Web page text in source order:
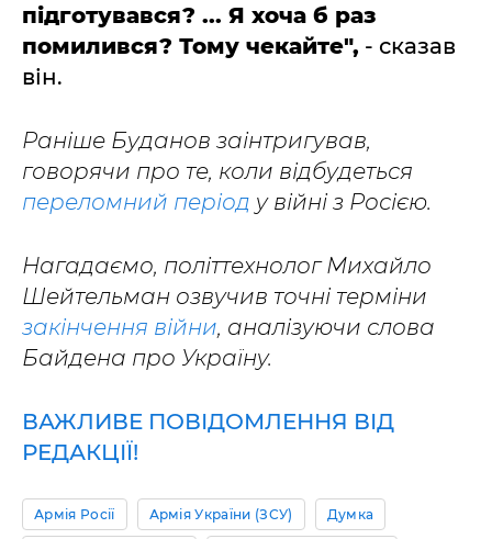
підготувався? ... Я хоча б раз
помилився? Тому чекайте", - сказав
він.
Раніше Буданов заінтригував,
говорячи про те, коли відбудеться
переломний період у війні з Росією.
Нагадаємо, політтехнолог Михайло
Шейтельман озвучив точні терміни
закінчення війни, аналізуючи слова
Байдена про Україну.
ВАЖЛИВЕ ПОВІДОМЛЕННЯ ВІД
РЕДАКЦІЇ!
Армія Росії Армія України (ЗСУ) Думка